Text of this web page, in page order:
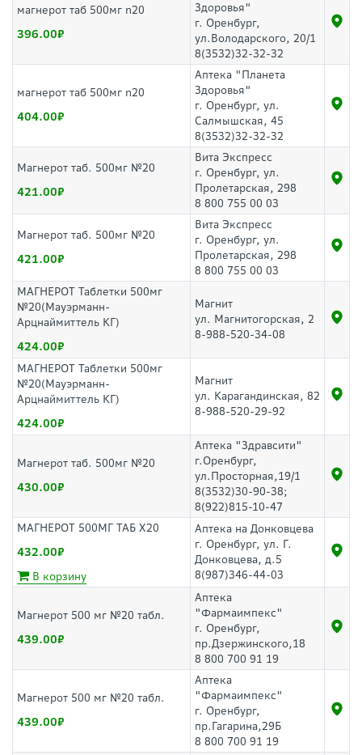
магнерот таб 500мг n20
396.00
Здоровья"
г. Оренбург,
ул.Володарского, 20/1
8(3532)32-32-32
магнерот таб 500мг n20
404.00
Аптека "Планета
Здоровья"
г. Оренбург, ул.
Салмышская, 45
8(3532)32-32-32
Магнерот таб. 500мг №20
421.00
Вита Экспресс
г. Оренбург, ул.
Пролетарская, 298
8 800 755 00 03
Магнерот таб. 500мг №20
421.00
Вита Экспресс
г. Оренбург, ул.
Пролетарская, 298
8 800 755 00 03
МАГНЕРОТ Таблетки 500мг
№20(Мауэрманн-
Арцнаймиттель КГ)
424.00
Магнит
ул. Магнитогорская, 2
8-988-520-34-08
МАГНЕРОТ Таблетки 500мг
№20(Мауэрманн-
Арцнаймиттель КГ)
424.00
Магнит
ул. Карагандинская, 82
8-988-520-29-92
Магнерот таб. 500мг №20
430.00
Аптека "Здравсити"
г.Оренбург,
ул.Просторная,19/1
8(3532)30-90-38;
8(922)815-10-47
МАГНЕРОТ 500МГ ТАБ Х20
432.00
В корзину
Аптека на Донковцева
г. Оренбург, ул. Г.
Донковцева, д.5
8(987)346-44-03
Магнерот 500 мг №20 табл.
439.00
Аптека
"Фармаимпекс"
г. Оренбург,
пр.Дзержинского,18
8 800 700 91 19
Магнерот 500 мг №20 табл.
439.00
Аптека
"Фармаимпекс"
г. Оренбург,
пр.Гагарина,29Б
8 800 700 91 19